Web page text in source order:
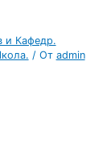
и Кафедр.
/ От admin